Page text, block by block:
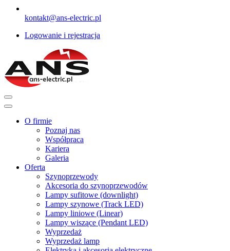
kontakt@ans-electric.pl
Logowanie i rejestracja
O firmie
Poznaj nas
Współpraca
Kariera
Galeria
Oferta
Szynoprzewody
Akcesoria do szynoprzewodów
Lampy sufitowe (downlight)
Lampy szynowe (Track LED)
Lampy liniowe (Linear)
Lampy wiszące (Pendant LED)
Wyprzedaż
Wyprzedaż lamp